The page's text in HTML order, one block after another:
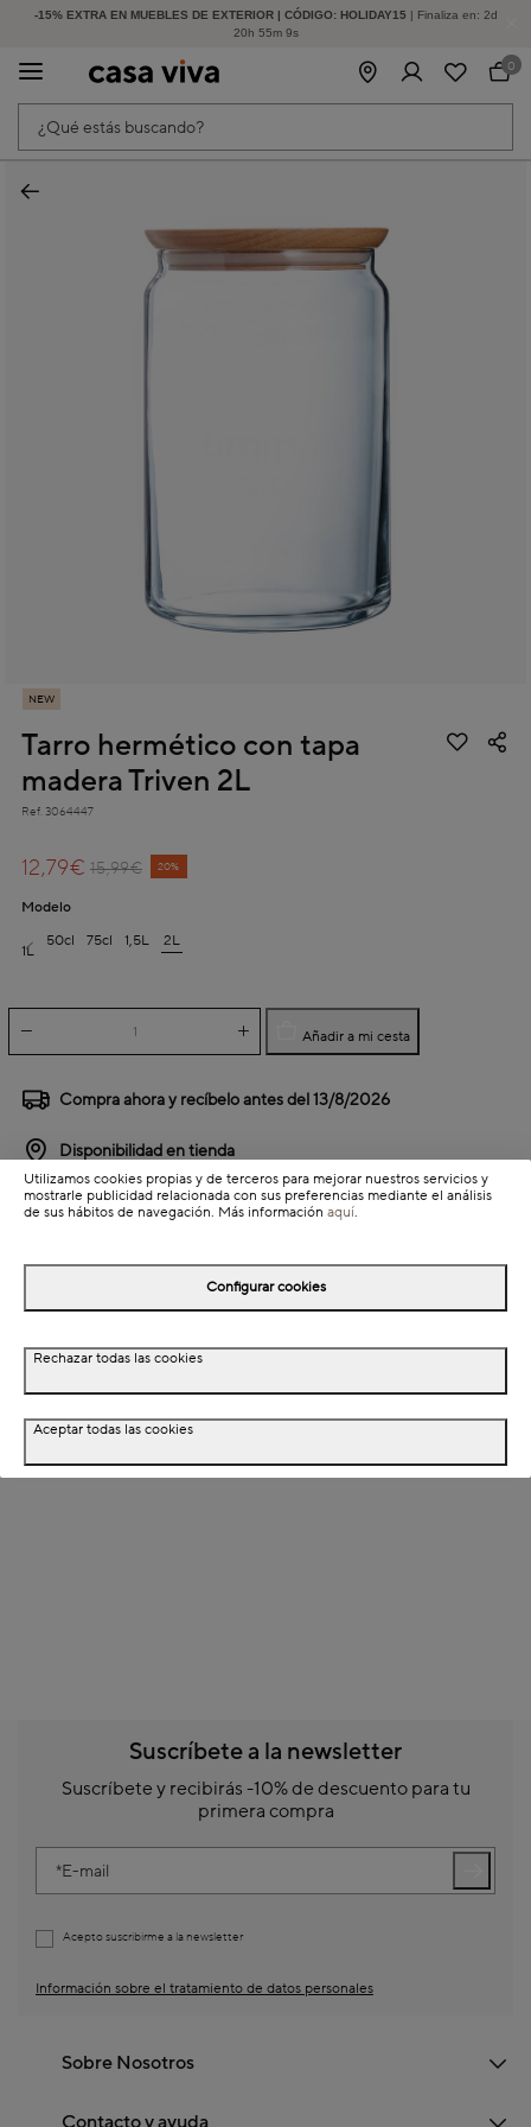
-15% EXTRA EN MUEBLES DE EXTERIOR | CÓDIGO: HOLIDAY15 | Finaliza en: 2d
20h 55m 9s
HASTA -60% DE DESCUENTO | SEGUNDAS REBAJAS
¿Qué estás buscando?
0
NEW
Tarro hermético con tapa
madera Triven 2L
Ref. 3064447
Price reduced from
15,99€
to 20%
12,79€
Modelo
1L
50cl 75cl 1,5L 2L
Añadir a mi cesta
Compra ahora y recíbelo antes del13/8/2026
Disponibilidad en tienda
Detalles del producto
Detalles del producto
Descripción
Suscríbete a la newsletter
Suscríbete y recibirás -10% de descuento para tu
primera compra
E-mail
Acepto suscribirme a la newsletter
Información sobre el tratamiento de datos personales
Sobre Nosotros
Contacto y ayuda
Utilizamos cookies propias y de terceros para mejorar nuestros servicios y
mostrarle publicidad relacionada con sus preferencias mediante el análisis
de sus hábitos de navegación. Más información aquí.
Configurar cookies
Rechazar todas las cookies
Aceptar todas las cookies